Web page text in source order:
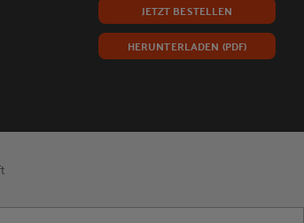
JETZT BESTELLEN
HERUNTERLADEN (PDF)